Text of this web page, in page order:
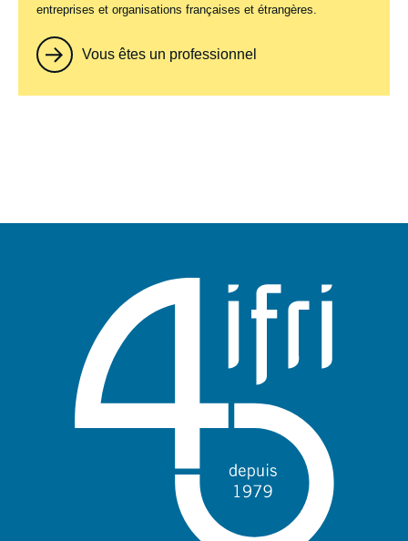
entreprises et organisations françaises et étrangères.
Vous êtes un professionnel